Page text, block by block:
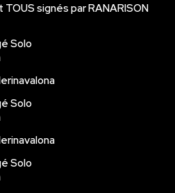
signés par RANARISON
Solo
Solo
Solo